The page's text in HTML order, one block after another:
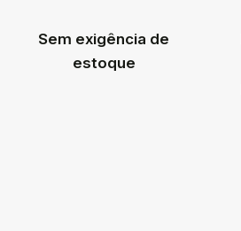
Sem exigência de
estoque